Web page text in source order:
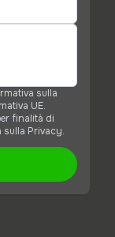
sulla
UE.
finalità di
sulla Privacy.